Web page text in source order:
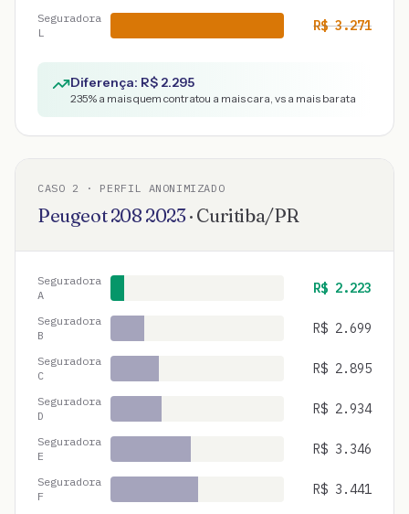
Seguradora
L
R$3.271
Diferença: R$ 2.295
235% a mais quem contratou a mais cara, vs a mais barata
CASO 2 · PERFIL ANONIMIZADO
Peugeot208 2023· Curitiba/PR
Seguradora
A
R$ 2.223
Seguradora
B
R$ 2.699
Seguradora
C
R$ 2.895
Seguradora
D
R$ 2.934
Seguradora
E
R$ 3.346
Seguradora
F
R$ 3.441